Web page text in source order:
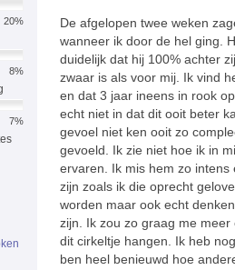
20%
8%
7%
De afgelopen twee weken
wanneer ik door de hel ging.
duidelijk dat hij 100% achter
zwaar is als voor mij. Ik vind
en dat 3 jaar ineens in rook
echt niet in dat dit ooit beter
gevoel niet ken ooit zo
gevoeld. Ik zie niet hoe ik in
ervaren. Ik mis hem zo
zijn zoals ik die oprecht
worden maar ook echt
zijn. Ik zou zo graag me
dit cirkeltje hangen. Ik heb
ben heel benieuwd hoe